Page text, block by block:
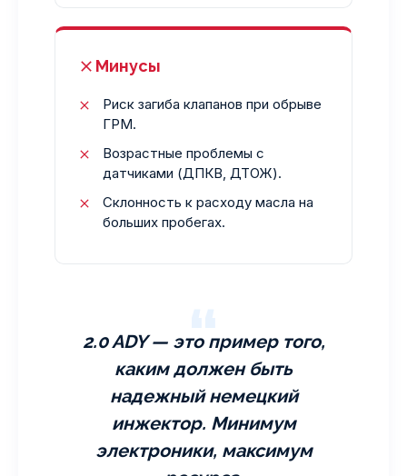
Минусы
Риск загиба клапанов при обрыве
ГРМ.
Возрастные проблемы с
датчиками (ДПКВ, ДТОЖ).
Склонность к расходу масла на
больших пробегах.
2.0 ADY — это пример того,
каким должен быть
надежный немецкий
инжектор. Минимум
электроники, максимум